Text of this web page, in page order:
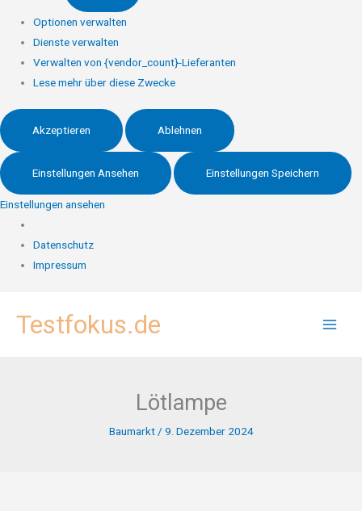
Optionen verwalten
Dienste verwalten
Verwalten von {vendor_count}-Lieferanten
Lese mehr über diese Zwecke
Akzeptieren Ablehnen
Einstellungen Ansehen Einstellungen Speichern
Einstellungen ansehen
Datenschutz
Impressum
InhaltTestfokus.de
Lötlampe
Baumarkt/ 9. Dezember 2024